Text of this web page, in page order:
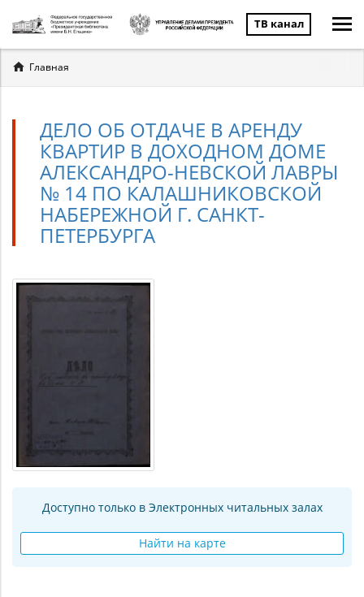
ТВ канал
Вы
здесь
Главная
ДЕЛО ОБ ОТДАЧЕ В АРЕНДУ
КВАРТИР В ДОХОДНОМ ДОМЕ
АЛЕКСАНДРО-НЕВСКОЙ ЛАВРЫ
№ 14 ПО КАЛАШНИКОВСКОЙ
НАБЕРЕЖНОЙ Г. САНКТ-
ПЕТЕРБУРГА
Доступно только в Электронных читальных залах
Найти на карте